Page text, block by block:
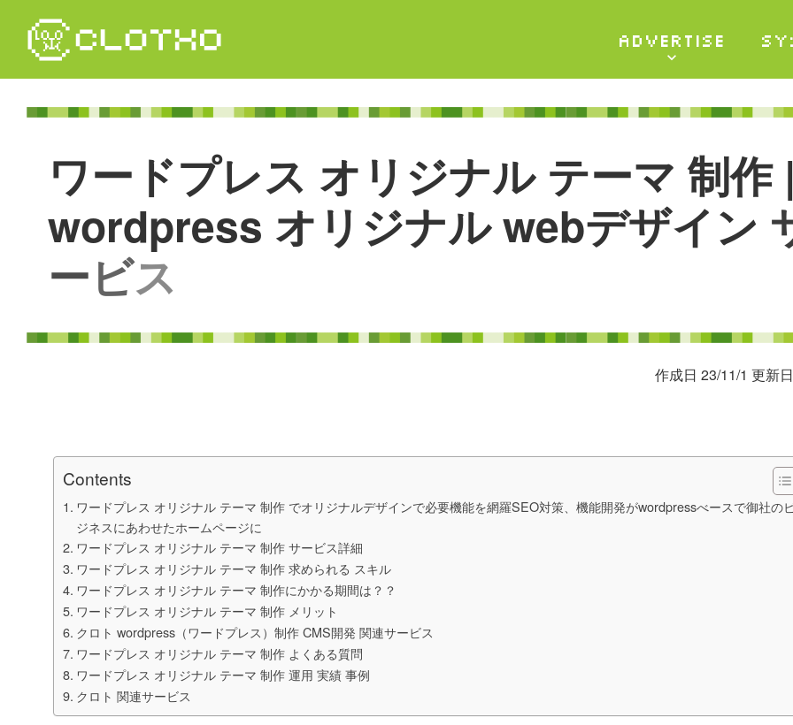
ADVERTISE
ワー ドプレス オ リ ジナル テーマ 制作 |
wordpress オ リ ジナルwebデザイン
ービス
作成日 23/11/1 更新
Contents
ワードプレス オリジナル テーマ 制作 でオリジナルデザインで必要機能を網羅SEO対策、機能開発がwordpressべースで御社の
ジネスにあわせたホームページに
ワードプレス オリジナル テーマ 制作 サービス詳細
ワードプレス オリジナル テーマ 制作 求められる スキル
ワードプレス オリジナル テーマ 制作にかかる期間は？？
ワードプレス オリジナル テーマ 制作 メリット
クロト wordpress（ワードプレス）制作 CMS開発 関連サービス
ワードプレス オリジナル テーマ 制作 よくある質問
ワードプレス オリジナル テーマ 制作 運用 実績 事例
クロト 関連サービス